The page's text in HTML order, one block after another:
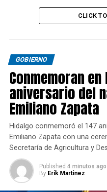
CLICK
GOBIERNO
Conmemoran en
aniversario del
Emiliano Zapata
Hidalgo conmemoró el 147
Emiliano Zapata con una
Secretaría de Agricultura y
Published 4 minutos ago
By Erik Martinez